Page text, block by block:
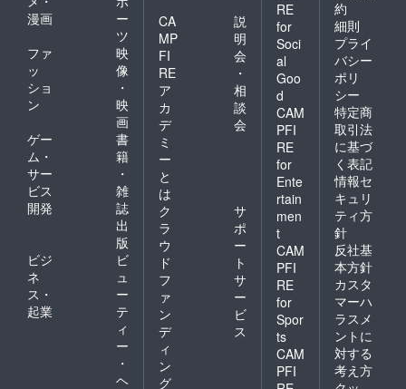
漫画
ー
ツ
ファ
ッ
ショ
ン
映
像
・
映
画
ゲー
ム・
サー
ビス
開発
書
籍
・
雑
誌
出
版
ビジ
ネ
ス・
起業
ビ
ュ
ー
テ
ィ
ー
・
ヘ
CA
MP
FI
RE
ア
カ
デ
ミ
ー
と
は
説
明
会
・
相
談
会
ク
ラ
ウ
ド
フ
ァ
ン
デ
ィ
ン
グ
サ
ポ
ー
ト
サ
ー
ビ
ス
RE
for
Soci
al
Goo
d
CAM
PFI
RE
for
Ente
rtain
men
t
CAM
PFI
RE
for
Spor
ts
CAM
PFI
約
細則
プライ
バシー
ポリ
シー
特定商
取引法
に基づ
く表記
情報セ
キュリ
ティ方
針
反社基
本方針
カスタ
マーハ
ラスメ
ントに
対する
考え方